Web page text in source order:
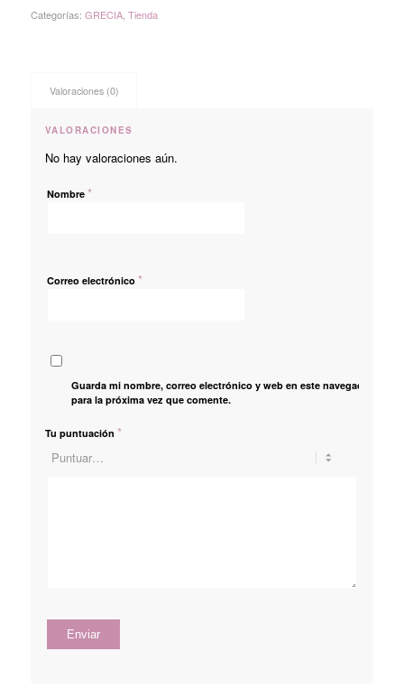
Categorías: GRECIA, Tienda
Valoraciones (0)
VALORACIONES
No hay valoraciones aún.
Nombre *
Correo electrónico *
Guarda mi nombre, correo electrónico y web en este navegador
para la próxima vez que comente.
Tu puntuación *